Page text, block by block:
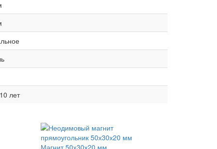
лет
Магнит 50х30х20 мм